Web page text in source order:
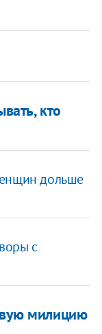
кто
дольше
с
милицию